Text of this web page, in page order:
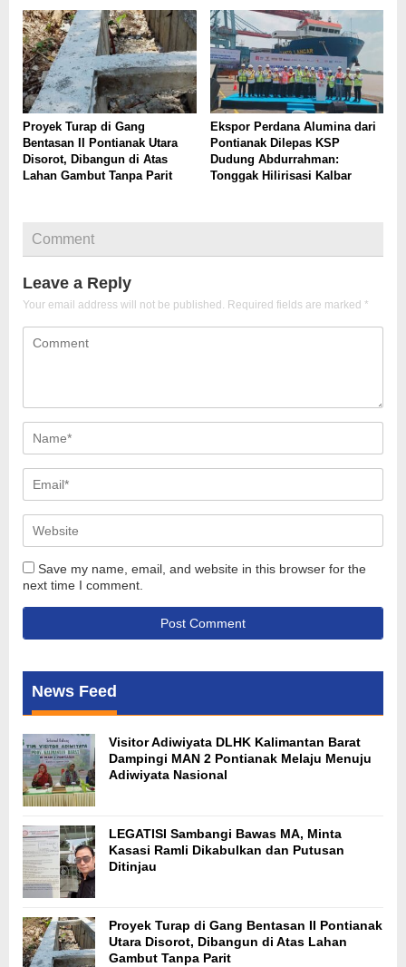
Proyek Turap di Gang
Bentasan II Pontianak Utara
Disorot, Dibangun di Atas
Lahan Gambut Tanpa Parit
Ekspor Perdana Alumina dari
Pontianak Dilepas KSP
Dudung Abdurrahman:
Tonggak Hilirisasi Kalbar
Comment
Leave a Reply
Your email address will not be published. Required fields are marked *
Save my name, email, and website in this browser for the
next time I comment.
News Feed
Visitor Adiwiyata DLHK Kalimantan Barat
Dampingi MAN 2 Pontianak Melaju Menuju
Adiwiyata Nasional
LEGATISI Sambangi Bawas MA, Minta
Kasasi Ramli Dikabulkan dan Putusan
Ditinjau
Proyek Turap di Gang Bentasan II Pontianak
Utara Disorot, Dibangun di Atas Lahan
Gambut Tanpa Parit